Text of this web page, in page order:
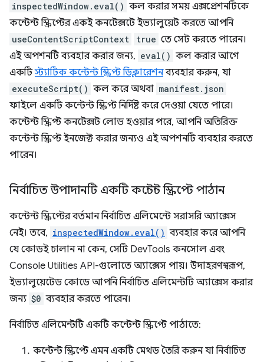
inspectedWindow.eval() কল করার সময় এক্সপ্রেশনটিকে
কন্টেন্ট স্ক্রিপ্টের একই কনটেক্সটে ইভ্যালুয়েট করতে আপনি
useContentScriptContext true তে সেট করতে পারেন।
এই অপশনটি ব্যবহার করার জন্য, eval() কল করার আগে
একটিস্ট্যাটিক কন্টেন্ট স্ক্রিপ্ট ডিক্লারেশনব্যবহার করুন, যা
executeScript() কল করে অথবা manifest.json
ফাইলে একটি কন্টেন্ট স্ক্রিপ্ট নির্দিষ্ট করে দেওয়া যেতে পারে।
কন্টেন্ট স্ক্রিপ্ট কনটেক্সট লোড হওয়ার পরে, আপনি অতিরিক্ত
কন্টেন্ট স্ক্রিপ্ট ইনজেক্ট করার জন্যও এই অপশনটি ব্যবহার করতে
পারেন।
নির্বাচিত উপাদানটি একটি কন্টেন্ট স্ক্রিপ্টে পাঠান
কন্টেন্ট স্ক্রিপ্টের বর্তমান নির্বাচিত এলিমেন্টে সরাসরি অ্যাক্সেস
নেই। তবে, inspectedWindow.eval() ব্যবহার করে আপনি
যে কোডই চালান না কেন, সেটি DevTools কনসোল এবং
Console Utilities API-গুলোতে অ্যাক্সেস পায়। উদাহরণস্বরূপ,
ইভ্যালুয়েটেড কোডে আপনি নির্বাচিত এলিমেন্টটি অ্যাক্সেস করার
জন্য $0 ব্যবহার করতে পারেন।
নির্বাচিত এলিমেন্টটি একটি কন্টেন্ট স্ক্রিপ্টে পাঠাতে:
কন্টেন্ট স্ক্রিপ্টে এমন একটি মেথড তৈরি করুন যা নির্বাচিত